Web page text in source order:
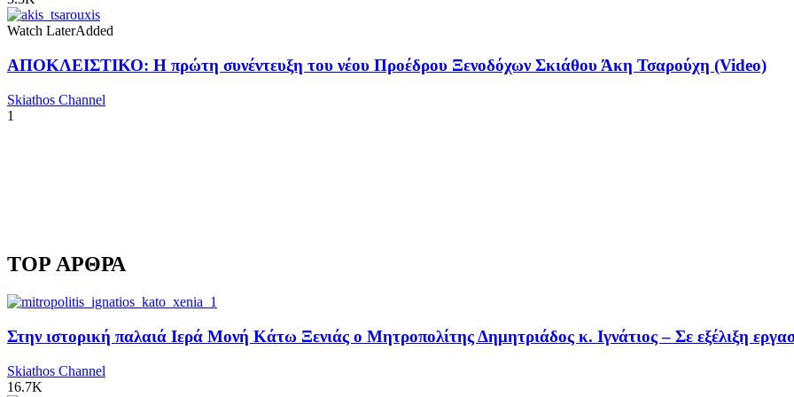
Watch LaterAdded
ΑΠΟΚΛΕΙΣΤΙΚΟ: Η πρώτη συνέντευξη του νέου Προέδρου Ξενοδόχων Σκιάθου Άκη Τσαρούχη (Video)
Skiathos Channel
1
TOP ΑΡΘΡΑ
Στην ιστορική παλαιά Ιερά Μονή Κάτω Ξενιάς ο Μητροπολίτης Δημητριάδος κ. Ιγνάτιος – Σε εξέλιξη
Skiathos Channel
16.7K